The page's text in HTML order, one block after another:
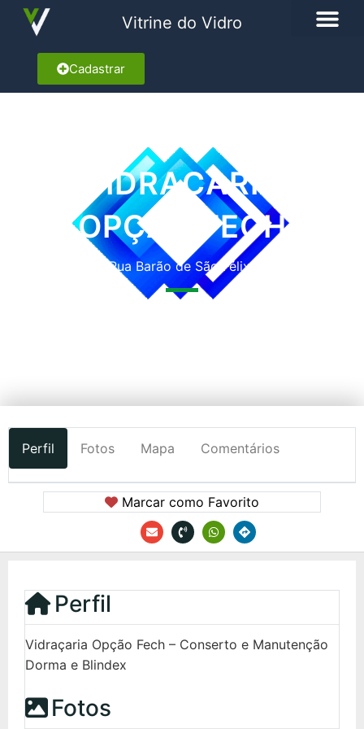
Vitrine do Vidro
Cadastrar
VIDRAÇARIA
OPÇÃO FECH
Rua Barão de São Félix, 42
Perfil Fotos Mapa Comentários
Marcar como Favorito
Perfil
Vidraçaria Opção Fech – Conserto e Manutenção
Dorma e Blindex
Fotos